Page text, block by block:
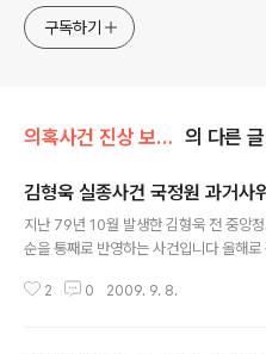
jesim56@gmail.com, 안보일때는
구독하기
의혹사건 진상 보고서 전문/김형욱 실종사건 의 다른 글
김형욱 실종사건 국정원 과거사
지난 79년 10월 발생한 김형욱 전 중앙
순을 통째로 반영하는 사건입니다 올해
련한 국정원 과거사위 진상보고서 전문
2 0 2009. 9. 8.